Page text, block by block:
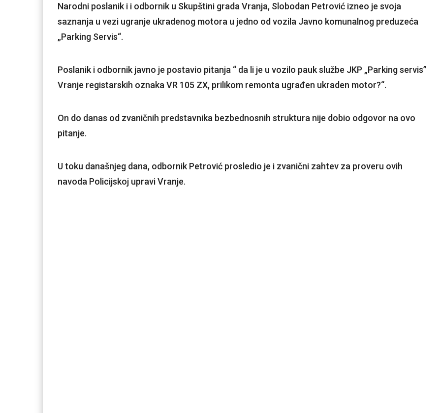
Narodni poslanik i i odbornik u Skupštini grada Vranja, Slobodan Petrović izneo je svoja
saznanja u vezi ugranje ukradenog motora u jedno od vozila Javno komunalnog preduzeća
„Parking Servis“.
Poslanik i odbornik javno je postavio pitanja “ da li je u vozilo pauk službe JKP „Parking servis”
Vranje registarskih oznaka VR 105 ZX, prilikom remonta ugrađen ukraden motor?“.
On do danas od zvaničnih predstavnika bezbednosnih struktura nije dobio odgovor na ovo
pitanje.
U toku današnjeg dana, odbornik Petrović prosledio je i zvanični zahtev za proveru ovih
navoda Policijskoj upravi Vranje.